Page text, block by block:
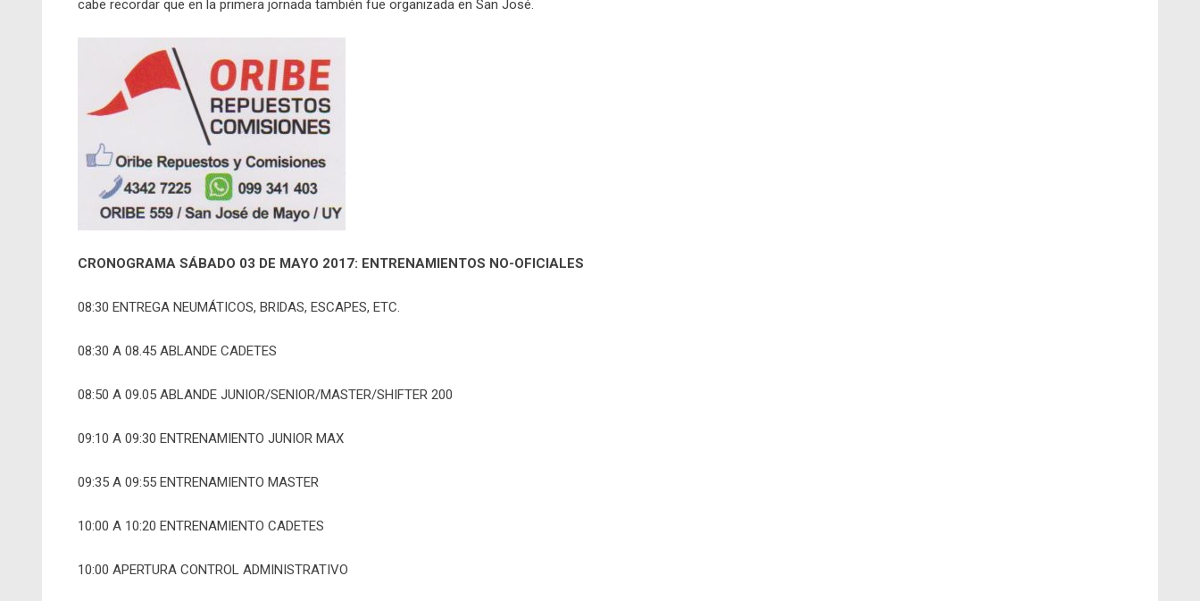
cabe recordar que en la primera jornada también fue organizada en San José.
CRONOGRAMA SÁBADO 03 DE MAYO 2017: ENTRENAMIENTOS NO-OFICIALES
08:30 ENTREGA NEUMÁTICOS, BRIDAS, ESCAPES, ETC.
08:30 A 08.45 ABLANDE CADETES
08:50 A 09.05 ABLANDE JUNIOR/SENIOR/MASTER/SHIFTER 200
09:10 A 09:30 ENTRENAMIENTO JUNIOR MAX
09:35 A 09:55 ENTRENAMIENTO MASTER
10:00 A 10:20 ENTRENAMIENTO CADETES
10:00 APERTURA CONTROL ADMINISTRATIVO